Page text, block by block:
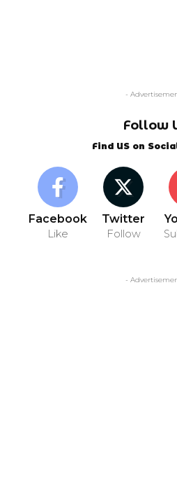
-
Follow
Find US on
Facebook
Like
Twitter
Follow
-